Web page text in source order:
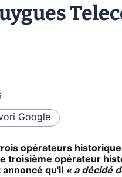
Google
opérateurs
troisième opérateur
qu'il
« a décidé